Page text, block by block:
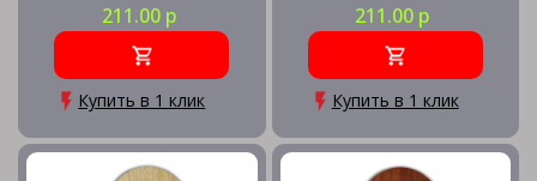
211.00 р
Купить в 1 клик
211.00 р
Купить в 1 клик